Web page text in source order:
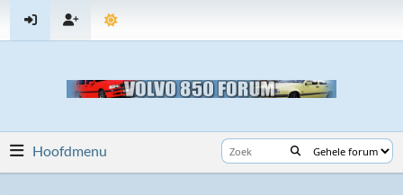
Hoofdmenu